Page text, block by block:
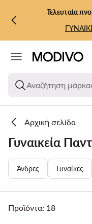
ΜΕΤΆΒΑΣΗ ΣΤΟ
ΜΕΤΆΒΑΣΗ ΣΤΗΝ
Τελευταία
Αναζήτηση
Αρχική σελίδα
Γυναικεία
Άνδρες Γυναίκες
Προϊόντα: 18